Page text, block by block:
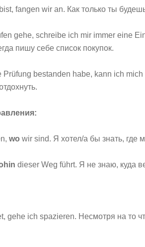
fangen wir an. Как только ты
gehe, schreibe ich mir immer eine
пишу себе список покупок.
Prüfung bestanden habe, kann ich mich
wo wir sind. Я хотел/а бы знать, где
dieser Weg führt. Я не знаю, куда
gehe ich spazieren. Несмотря на то